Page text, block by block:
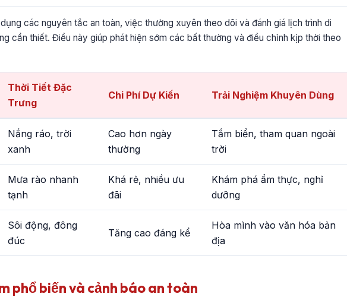
các nguyên tắc an toàn, việc thường xuyên theo dõi và đánh giá lịch trình di
cần thiết. Điều này giúp phát hiện sớm các bất thường và điều chỉnh kịp thời theo
Thời Tiết Đặc
Trưng
Chi Phí Dự Kiến Trải Nghiệm Khuyên Dùng
Nắng ráo, trời
xanh
Cao hơn ngày
thường
Tắm biển, tham quan ngoài
trời
Mưa rào nhanh
tạnh
Khá rẻ, nhiều ưu
đãi
Khám phá ẩm thực, nghỉ
dưỡng
Sôi động, đông
đúc
Tăng cao đáng kể
Hòa mình vào văn hóa bản
địa
phổ biến và cảnh báo an toàn